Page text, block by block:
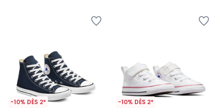
-10% DÈS 2* -10% DÈS 2*